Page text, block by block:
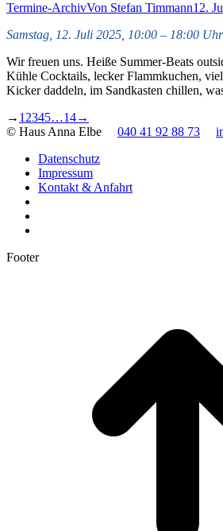
Termine-ArchivVon Stefan Timmann12.
Samstag, 12. Juli 2025, 10:00 – 18:00 Uhr
Wir freuen uns. Heiße Summer-Beats
Kühle Cocktails, lecker Flammkuchen,
Kicker daddeln, im Sandkasten chillen,
→ 1 2345…14→
© Haus Anna Elbe 040 41 92 88 73
Datenschutz
Impressum
Kontakt & Anfahrt
Footer